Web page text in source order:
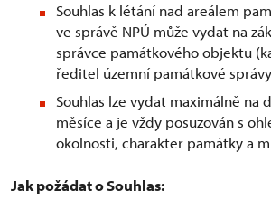
Souhlas k létání nad areálem
ve správě NPÚ může vydat na
správce památkového objektu
ředitel územní památkové
Souhlas lze vydat maximálně na
měsíce a je vždy posuzován s
okolnosti, charakter památky a
Jak požádat o Souhlas: